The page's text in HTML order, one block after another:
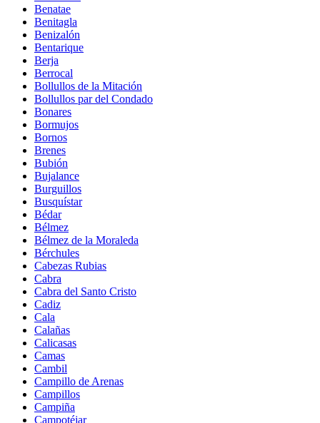
Benatae
Benitagla
Benizalón
Bentarique
Berja
Berrocal
Bollullos de la Mitación
Bollullos par del Condado
Bonares
Bormujos
Bornos
Brenes
Bubión
Bujalance
Burguillos
Busquístar
Bédar
Bélmez
Bélmez de la Moraleda
Bérchules
Cabezas Rubias
Cabra
Cabra del Santo Cristo
Cadiz
Cala
Calañas
Calicasas
Camas
Cambil
Campillo de Arenas
Campillos
Campiña
Campotéjar